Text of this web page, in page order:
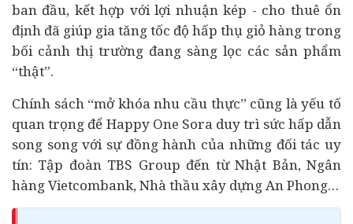
ban đầu, kết hợp với lợi nhuận kép - cho thuê ổn
định đã giúp gia tăng tốc độ hấp thụ giỏ hàng trong
bối cảnh thị trường đang sàng lọc các sản phẩm
“thật”.
Chính sách “mở khóa nhu cầu thực” cũng là yếu tố
quan trọng để Happy One Sora duy trì sức hấp dẫn
song song với sự đồng hành của những đối tác uy
tín: Tập đoàn TBS Group đến từ Nhật Bản, Ngân
hàngVietcombank,Nhà thầuxây dựng An Phong…